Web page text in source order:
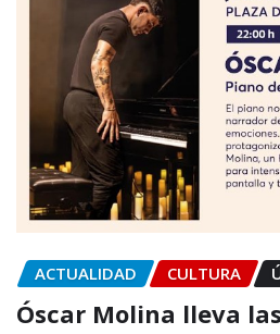
ACTUALIDAD CULTURA
Óscar Molina lleva